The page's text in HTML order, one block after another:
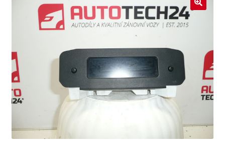
Kuljetus
Maksut
Meistä
Ota yhteyttä